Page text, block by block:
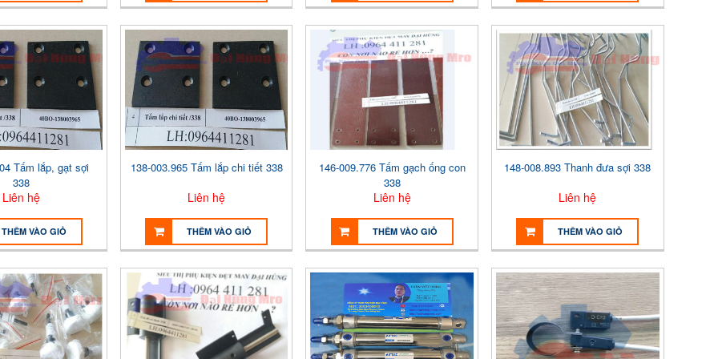
Tấm lắp, gạt sợi
338
Liên hệ
THÊM VÀO GIỎ
138-003.965 Tấm lắp chi tiết 338
Liên hệ
THÊM VÀO GIỎ
146-009.776 Tấm gạch ống con
338
Liên hệ
THÊM VÀO GIỎ
148-008.893 Thanh đưa sợi 338
Liên hệ
THÊM VÀO GIỎ